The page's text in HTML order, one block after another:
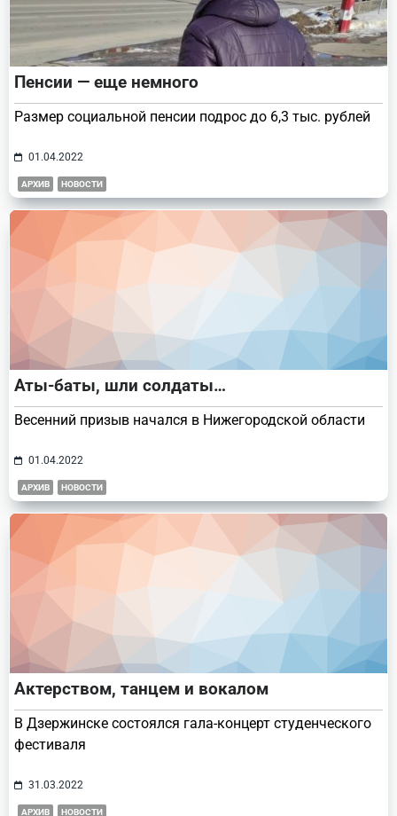
Пенсии — еще немного
Размер социальной пенсии подрос до 6,3 тыс. рублей
01.04.2022
АРХИВ НОВОСТИ
Аты-баты, шли солдаты…
Весенний призыв начался в Нижегородской области
01.04.2022
АРХИВ НОВОСТИ
Актерством, танцем и вокалом
В Дзержинске состоялся гала-концерт студенческого
фестиваля
31.03.2022
АРХИВ НОВОСТИ